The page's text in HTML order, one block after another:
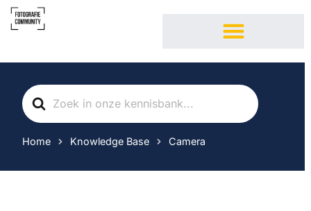
Search
For
Home Knowledge Base Camera